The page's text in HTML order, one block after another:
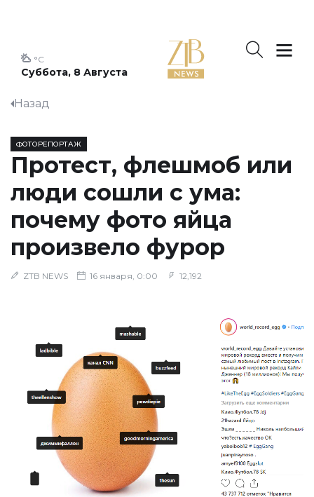
Суббота, 8 Августа
°C
Назад
ФОТОРЕПОРТАЖ
Протест, флешмоб или
люди сошли с ума:
почему фото яйца
произвело фурор
ZTB NEWS 16 января, 0:00 12,192